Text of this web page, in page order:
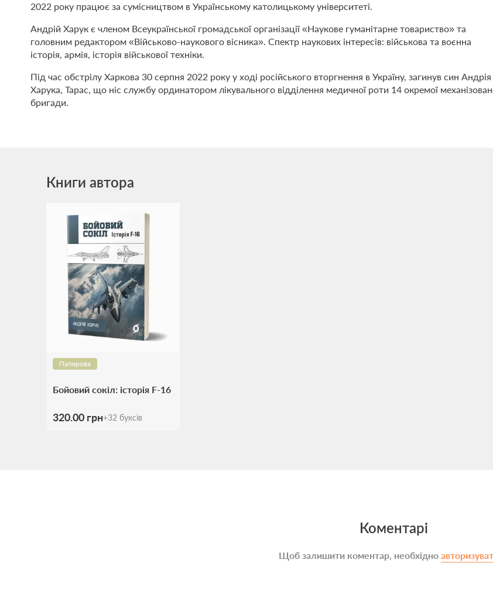
2022 року працює за сумісництвом в Українському католицькому університеті.
Андрій Харук є членом Всеукраїнської громадської організації «Наукове гуманітарне товариство» та
головним редактором «Військово-наукового вісника». Спектр наукових інтересів: військова та воєнна
історія, армія, історія військової техніки.
Під час обстрілу Харкова 30 серпня 2022 року у ході російського вторгнення в Україну, загинув син Андрія
Харука, Тарас, що ніс службу ординатором лікувального відділення медичної роти 14 окремої
бригади.
Книги автора
Паперова
Бойовий сокіл: історія F-16
320.00 грн+32 буксів
Коментарі
Щоб залишити коментар, необхідно